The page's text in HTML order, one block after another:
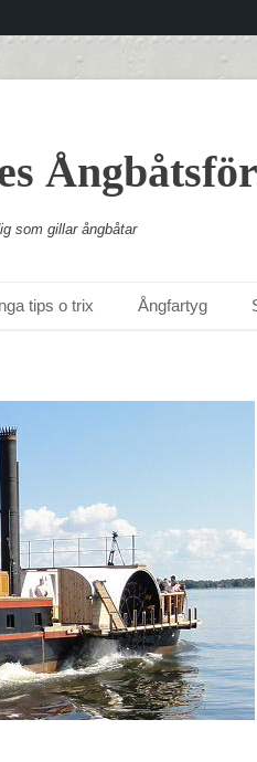
som gillar ångbåtar
tips o trix Ångfartyg